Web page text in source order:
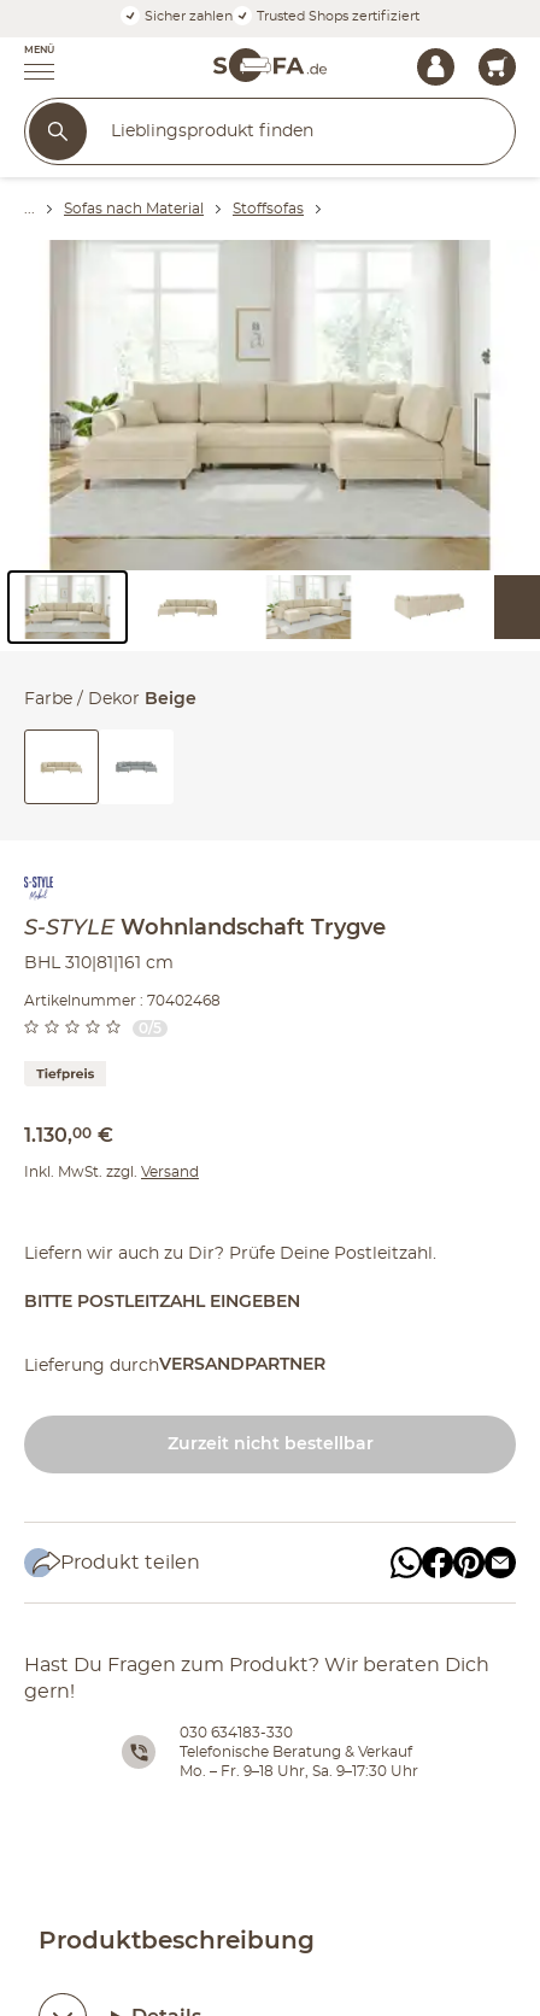
Sicher zahlen Trusted Shops zertifiziert
MENÜ
Sofas nach Material Stoffsofas
S-STYLE Wohnlandschaft Trygve
BHL 310|81|161 cm
Artikelnummer : 70402468
0/5
1.130,00 €
Inkl. MwSt. zzgl. Versand
Farbe / Dekor Beige
Liefern wir auch zu Dir? Prüfe Deine Postleitzahl.
BITTE POSTLEITZAHL EINGEBEN
Lieferung durchVERSANDPARTNER
Zurzeit nicht bestellbar
Produkt teilen
Hast Du Fragen zum Produkt? Wir beraten Dich
gern!
030 634183-330
Telefonische Beratung & Verkauf
Mo. – Fr. 9–18 Uhr, Sa. 9–17:30 Uhr
Produktbeschreibung